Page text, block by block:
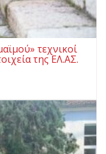
τεχνικοί
της ΕΛ.ΑΣ.